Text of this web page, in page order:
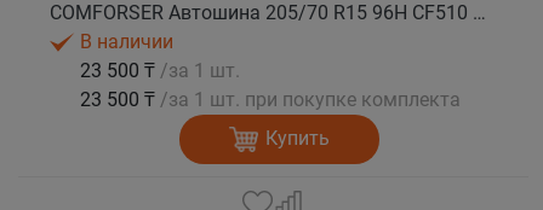
COMFORSER Автошина 205/70 R15 96H CF510 лето
В наличии
23 500 ₸ /за 1 шт.
23 500 ₸ /за 1 шт. при покупке комплекта
Купить